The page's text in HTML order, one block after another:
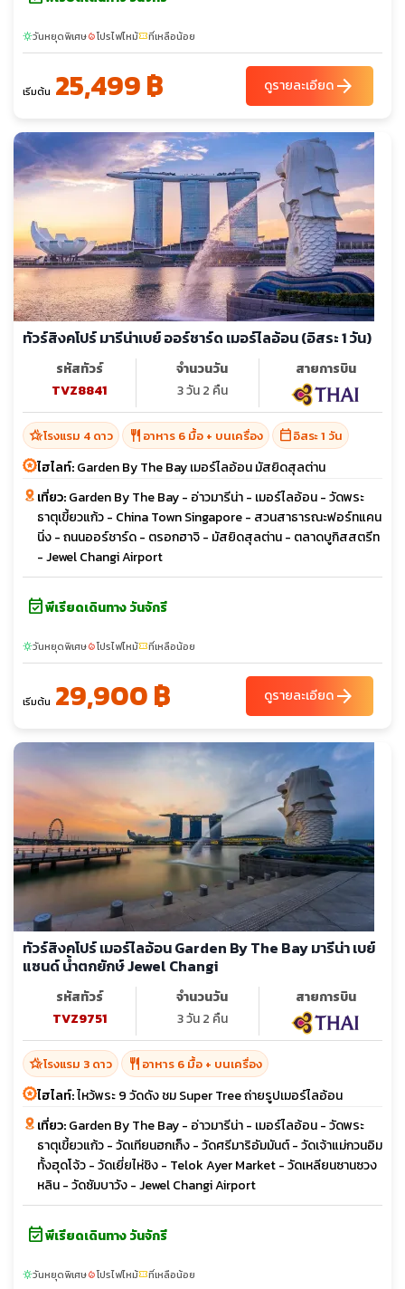
sunnyวันหยุดพิเศษlocal_fire_departmentโปรไฟไหม้confirmation_numberที่เหลือน้อย
เริ่มต้น 25,499 ฿ ดูรายละเอียดarrow_forward
ทัวร์สิงคโปร์ มารีน่าเบย์ ออร์ชาร์ด เมอร์ไลอ้อน (อิสระ 1 วัน)
รหัสทัวร์
TVZ8841
จำนวนวัน
3 วัน 2 คืน
สายการบิน
hotel_classโรงแรม 4 ดาว restaurant อาหาร 6 มื้อ + บนเครื่อง calendar_todayอิสระ 1 วัน
ไฮไลท์:Garden By The Bay เมอร์ไลอ้อน มัสยิดสุลต่าน
เที่ยว:Garden By The Bay - อ่าวมารีน่า - เมอร์ไลอ้อน - วัดพระ
ธาตุเขี้ยวแก้ว - China Town Singapore - สวนสาธารณะฟอร์ทแคน
นิ่ง - ถนนออร์ชาร์ด - ตรอกฮาจิ - มัสยิดสุลต่าน - ตลาดบูกิสสตรีท
- Jewel Changi Airport
event_availableพีเรียดเดินทาง วันจักรี
sunnyวันหยุดพิเศษlocal_fire_departmentโปรไฟไหม้confirmation_numberที่เหลือน้อย
เริ่มต้น 29,900 ฿ ดูรายละเอียดarrow_forward
ทัวร์สิงคโปร์ เมอร์ไลอ้อน Garden By The Bay มารีน่า เบย์
แซนด์ น้ำตกยักษ์ Jewel Changi
รหัสทัวร์
TVZ9751
จำนวนวัน
3 วัน 2 คืน
สายการบิน
hotel_classโรงแรม 3 ดาว restaurant อาหาร 6 มื้อ + บนเครื่อง
ไฮไลท์:ไหว้พระ 9 วัดดัง ชม Super Tree ถ่ายรูปเมอร์ไลอ้อน
เที่ยว:Garden By The Bay - อ่าวมารีน่า - เมอร์ไลอ้อน - วัดพระ
ธาตุเขี้ยวแก้ว - วัดเทียนฮกเก็ง - วัดศรีมาริอัมมันต์ - วัดเจ้าแม่กวนอิม
ทั้งฮุดโจ้ว - วัดเยี่ยไห่ชิง - Telok Ayer Market - วัดเหลียนซานซวง
หลิน - วัดซัมบาวัง - Jewel Changi Airport
event_availableพีเรียดเดินทาง วันจักรี
sunnyวันหยุดพิเศษlocal_fire_departmentโปรไฟไหม้confirmation_numberที่เหลือน้อย